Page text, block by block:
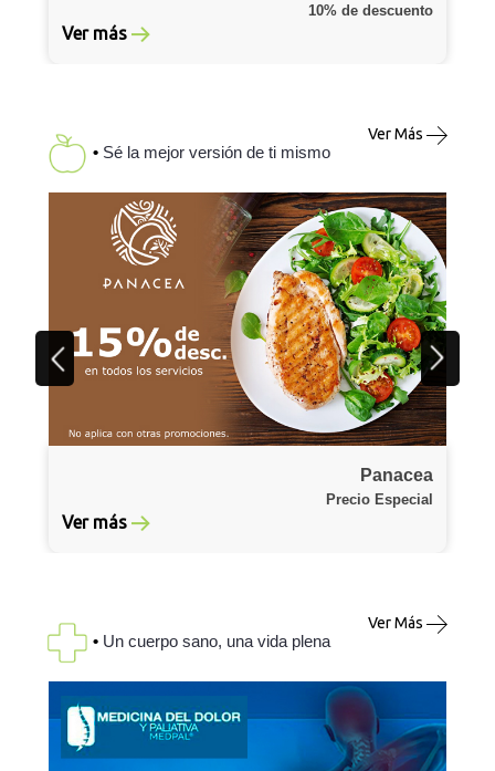
Ver más
10% de descuento
• Sé la mejor versión de ti mismo
Ver Más
Ver más
Panacea
Precio Especial
• Un cuerpo sano, una vida plena
Ver Más